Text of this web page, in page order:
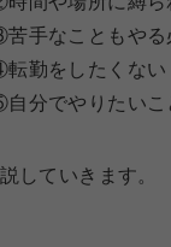
手なこともやる
勤をしたくない
分でやりたいこ
していきます。